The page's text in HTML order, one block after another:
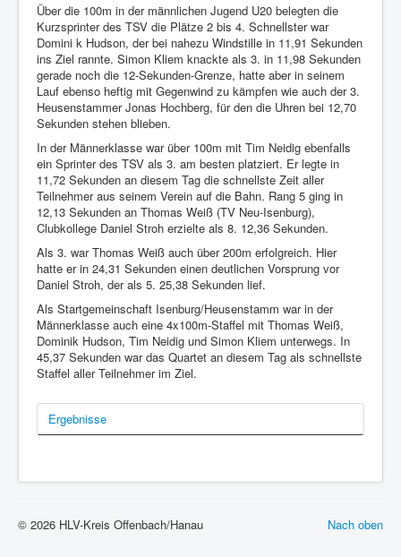
Über die 100m in der männlichen Jugend U20 belegten die
Kurzsprinter des TSV die Plätze 2 bis 4. Schnellster war
Domini k Hudson, der bei nahezu Windstille in 11,91 Sekunden
ins Ziel rannte. Simon Kliem knackte als 3. in 11,98 Sekunden
gerade noch die 12-Sekunden-Grenze, hatte aber in seinem
Lauf ebenso heftig mit Gegenwind zu kämpfen wie auch der 3.
Heusenstammer Jonas Hochberg, für den die Uhren bei 12,70
Sekunden stehen blieben.
In der Männerklasse war über 100m mit Tim Neidig ebenfalls
ein Sprinter des TSV als 3. am besten platziert. Er legte in
11,72 Sekunden an diesem Tag die schnellste Zeit aller
Teilnehmer aus seinem Verein auf die Bahn. Rang 5 ging in
12,13 Sekunden an Thomas Weiß (TV Neu-Isenburg),
Clubkollege Daniel Stroh erzielte als 8. 12,36 Sekunden.
Als 3. war Thomas Weiß auch über 200m erfolgreich. Hier
hatte er in 24,31 Sekunden einen deutlichen Vorsprung vor
Daniel Stroh, der als 5. 25,38 Sekunden lief.
Als Startgemeinschaft Isenburg/Heusenstamm war in der
Männerklasse auch eine 4x100m-Staffel mit Thomas Weiß,
Dominik Hudson, Tim Neidig und Simon Kliem unterwegs. In
45,37 Sekunden war das Quartet an diesem Tag als schnellste
Staffel aller Teilnehmer im Ziel.
Ergebnisse
Nach oben
© 2026 HLV-Kreis Offenbach/Hanau